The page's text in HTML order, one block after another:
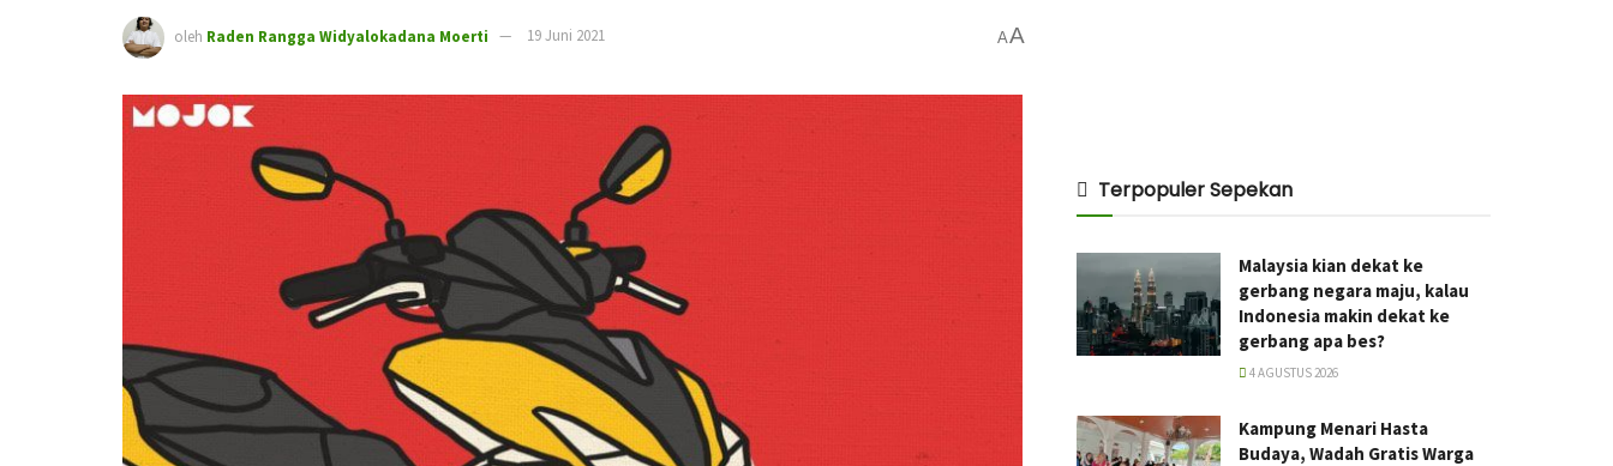
oleh Raden Rangga Widyalokadana Moerti 19 Juni 2021 AA
Terpopuler Sepekan
Malaysia kian dekat ke
gerbang negara maju, kalau
Indonesia makin dekat ke
gerbang apa bes?
4 AGUSTUS 2026
Kampung Menari Hasta
Budaya, Wadah Gratis Warga